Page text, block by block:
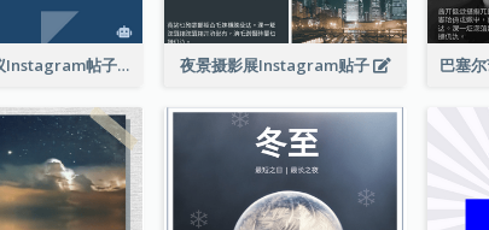
技术发展会议Instagram帖子 夜景摄影展Instagram贴子